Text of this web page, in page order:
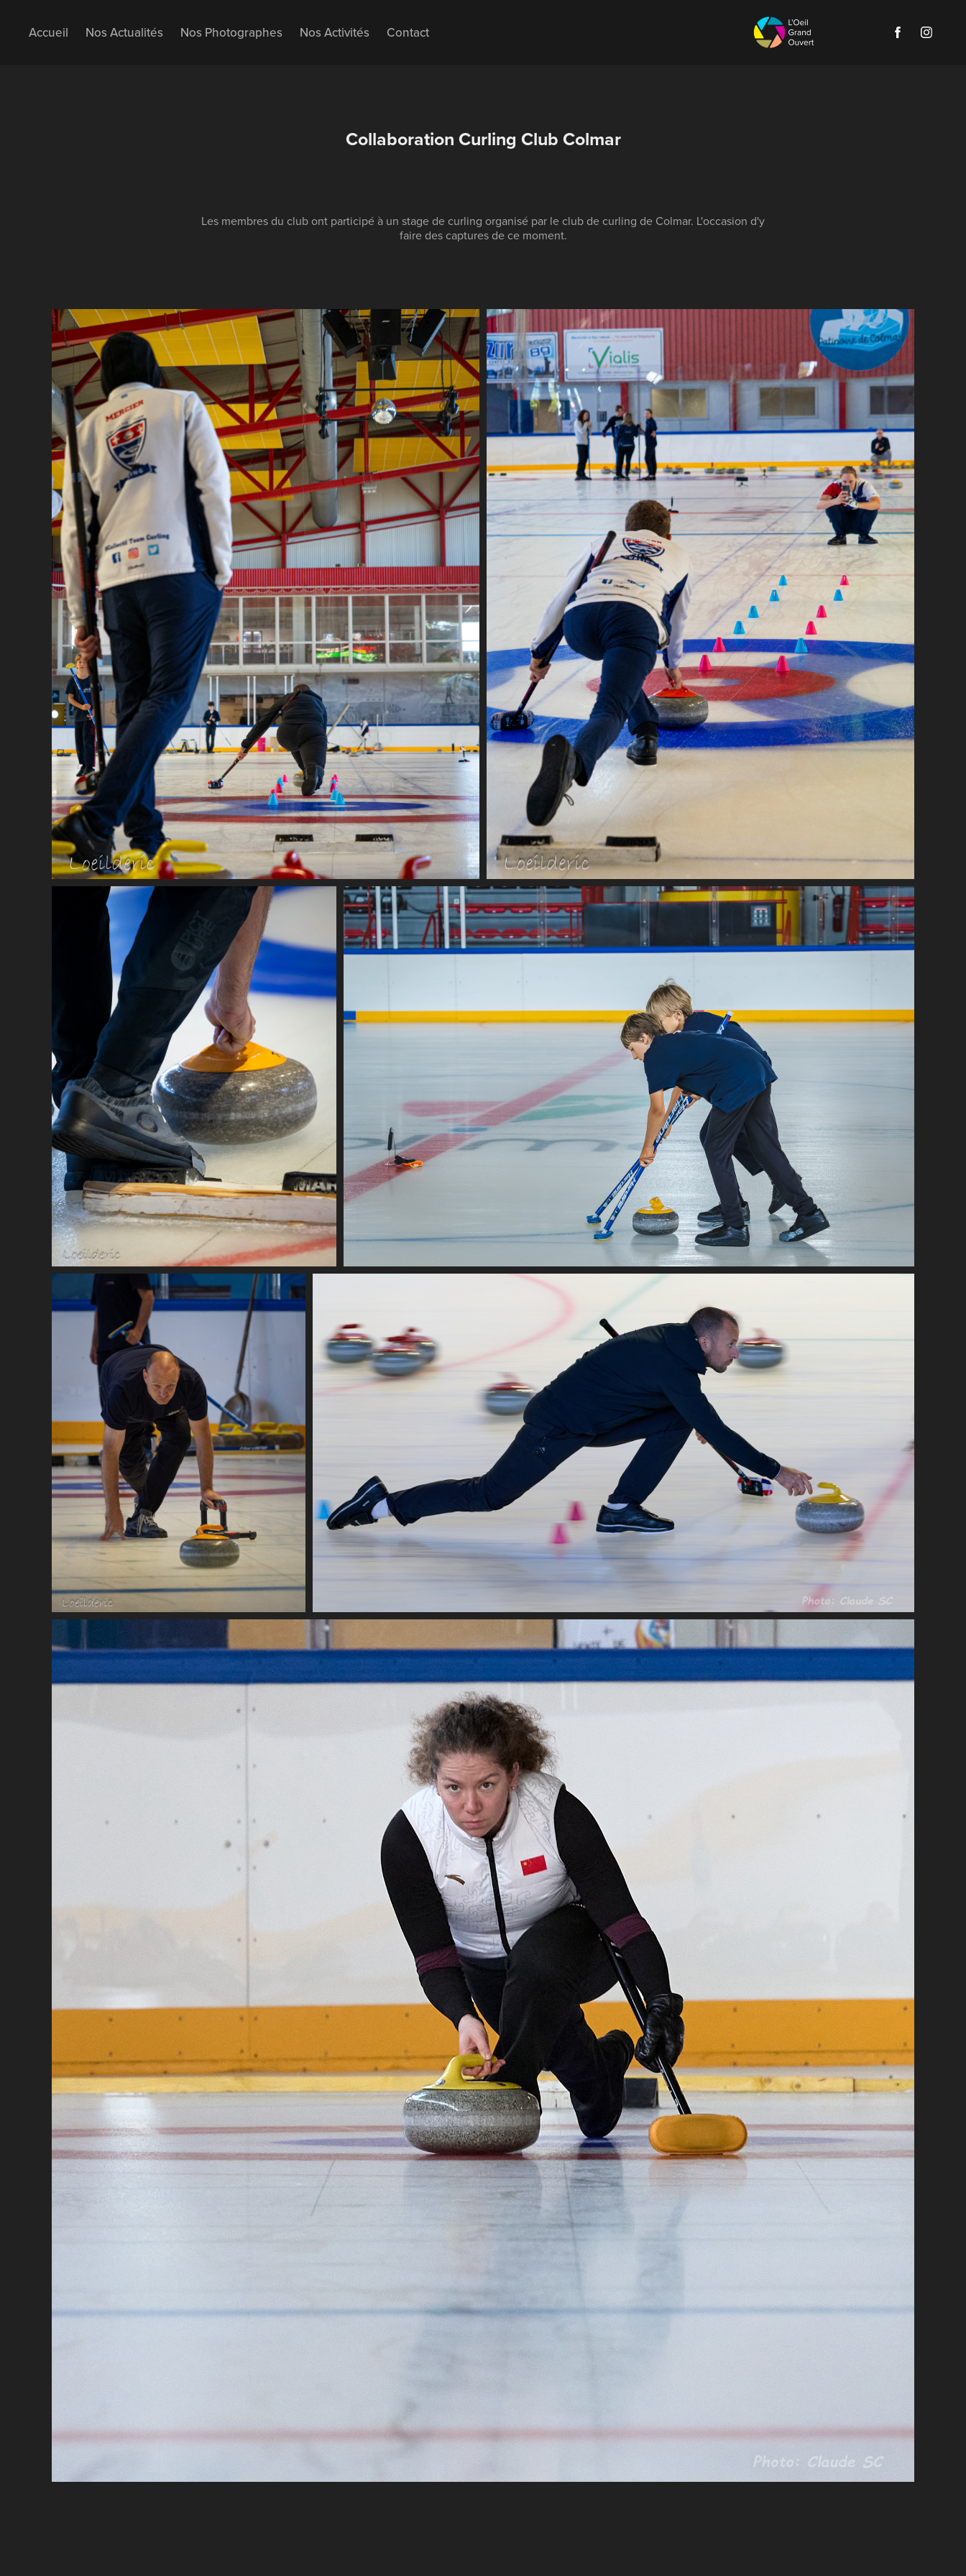
Accueil Nos Actualités Nos Photographes Nos Activités Contact
Collaboration Curling Club Colmar
Les membres du club ont participé à un stage de curling organisé par le club de curling de Colmar. L'occasion d'y
faire des captures de ce moment.